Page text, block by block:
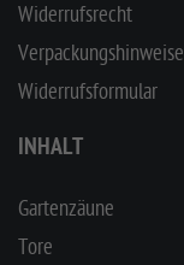
Widerrufsrecht
Verpackungshinweise
Widerrufsformular
INHALT
Gartenzäune
Tore